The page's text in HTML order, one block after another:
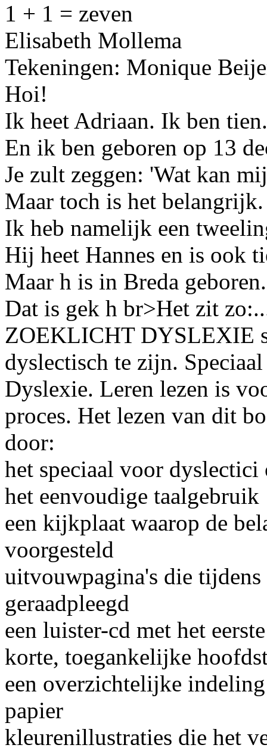
1 + 1 = zeven
Elisabeth Mollema
Tekeningen: Monique
Hoi!
Ik heet Adriaan. Ik ben tien.
En ik ben geboren op 13
Je zult zeggen: 'Wat kan
Maar toch is het belangrijk.
Ik heb namelijk een
Hij heet Hannes en is ook
Maar h is in Breda geboren.
Dat is gek h br>Het zit
ZOEKLICHT DYSLEXIE
dyslectisch te zijn.
Dyslexie. Leren lezen is
proces. Het lezen van dit
door:
het speciaal voor
het eenvoudige taalgebruik
een kijkplaat waarop de
voorgesteld
uitvouwpagina's die
geraadpleegd
een luister-cd met het
korte, toegankelijke
een overzichtelijke
papier
kleurenillustraties die het